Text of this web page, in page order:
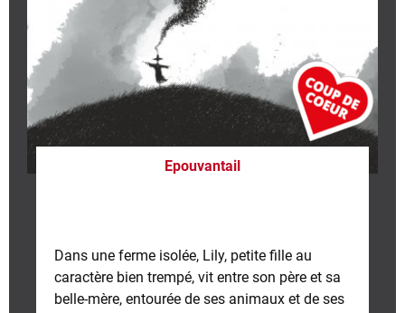
Epouvantail
Dans une ferme isolée, Lily, petite fille au
caractère bien trempé, vit entre son père et sa
belle-mère, entourée de ses animaux et de ses